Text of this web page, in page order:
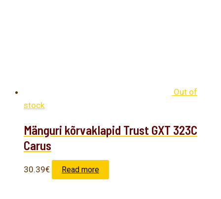
Out of
stock
Mänguri kõrvaklapid Trust GXT 323C
Carus
30.39€ Read more